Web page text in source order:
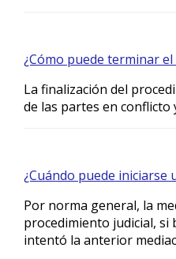
¿Cómo puede terminar
La finalización del
de las partes en conflicto
¿Cuándo puede iniciarse
Por norma general, la
procedimiento judicial, si
intentó la anterior